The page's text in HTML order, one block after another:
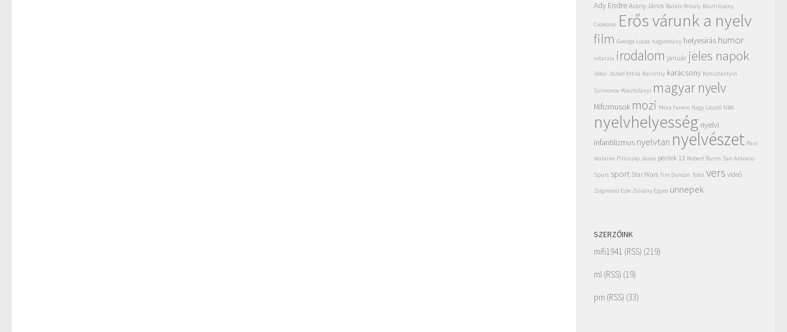
Ady Endre Arany János Babits Mihály Bisztricsány
Csokonai Erős várunk a nyelv
film George Lucas hagyomány helyesírás humor
intarzia irodalom január jeles napok
Jókai József Attila Karinthy karácsony Konsztantyin
Szimonov Kosztolányi magyar nyelv
Mifizmusok mozi Móra Ferenc Nagy László NBA
nyelvhelyesség nyelvi
infantilizmus nyelvtan nyelvészet Paul
Verlaine Pilinszky János péntek 13 Robert Burns San Antonio
Spurs sport Star Wars Tim Duncan Toldi vers videó
Zsigmond Ede Zsivány Egyes ünnepek
SZERZŐINK
mifi1941 (RSS) (219)
ml (RSS) (19)
pm (RSS) (33)